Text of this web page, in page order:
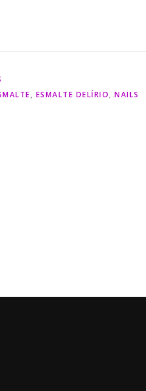
, ESMALTE DELÍRIO, NAILS